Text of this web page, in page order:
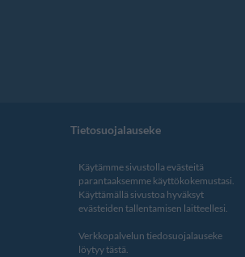
Tietosuojalauseke
Käytämme sivustolla evästeitä
parantaaksemme käyttökokemustasi.
Käyttämällä sivustoa hyväksyt
evästeiden tallentamisen laitteellesi.
Verkkopalvelun tiedosuojalauseke
löytyy tästä.